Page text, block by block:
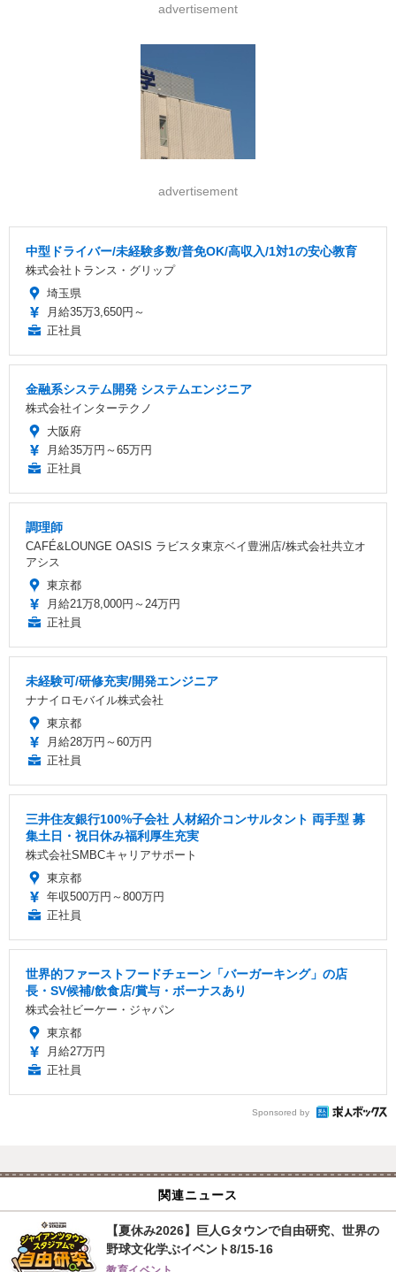
advertisement
advertisement
中型ドライバー/未経験多数/普免OK/高収入/1対1の安心教育
株式会社トランス・グリップ
埼玉県
月給35万3,650円～
正社員
金融系システム開発 システムエンジニア
株式会社インターテクノ
大阪府
月給35万円～65万円
正社員
調理師
CAFÉ&LOUNGE OASIS ラビスタ東京ベイ豊洲店/株式会社共立オ
アシス
東京都
月給21万8,000円～24万円
正社員
未経験可/研修充実/開発エンジニア
ナナイロモバイル株式会社
東京都
月給28万円～60万円
正社員
三井住友銀行100%子会社 人材紹介コンサルタント 両手型 募
集土日・祝日休み福利厚生充実
株式会社SMBCキャリアサポート
東京都
年収500万円～800万円
正社員
世界的ファーストフードチェーン「バーガーキング」の店
長・SV候補/飲食店/賞与・ボーナスあり
株式会社ビーケー・ジャパン
東京都
月給27万円
正社員
Sponsored by
関連ニュース
【夏休み2026】巨人Gタウンで自由研究、世界の
野球文化学ぶイベント8/15-16